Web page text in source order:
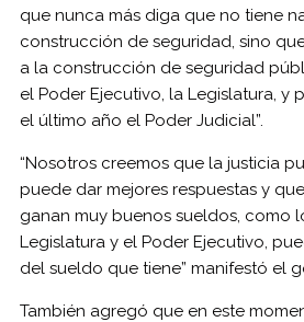
que nunca más diga que no tiene
construcción de seguridad, sino
a la construcción de seguridad
el Poder Ejecutivo, la Legislatura, y
el último año el Poder Judicial”.
“Nosotros creemos que la justicia
puede dar mejores respuestas y
ganan muy buenos sueldos, como
Legislatura y el Poder Ejecutivo,
del sueldo que tiene” manifestó el
También agregó que en este